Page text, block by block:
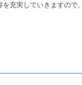
を充実していきますので